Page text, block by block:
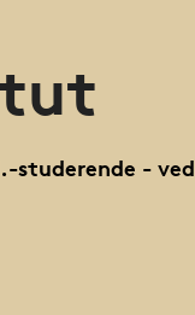
studerende - ved